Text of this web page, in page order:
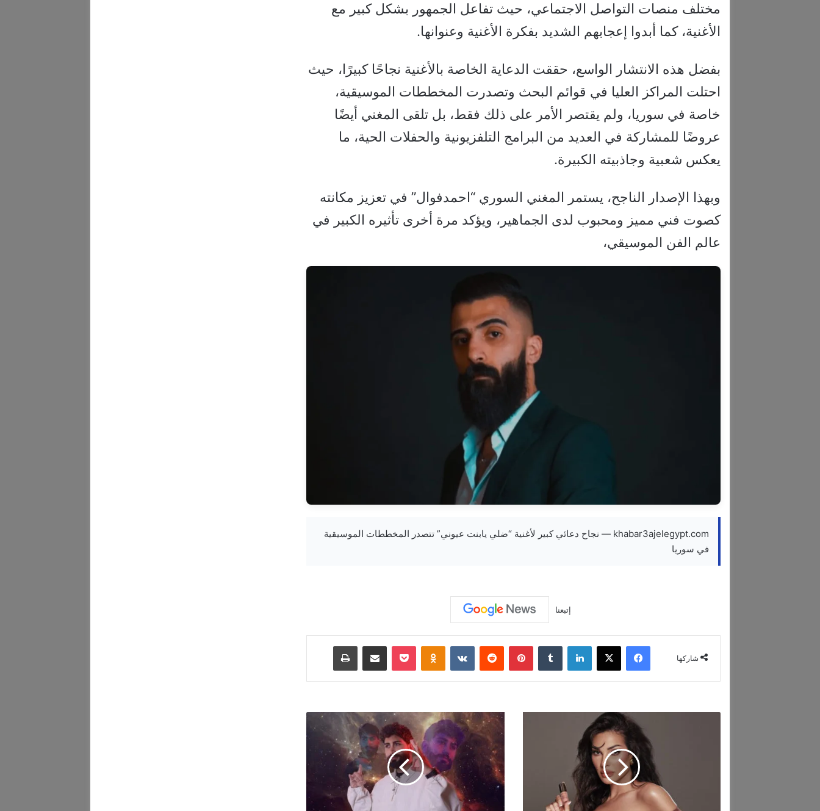
مختلف منصات التواصل الاجتماعي، حيث تفاعل الجمهور بشكل كبير مع
الأغنية، كما أبدوا إعجابهم الشديد بفكرة الأغنية وعنوانها.
بفضل هذه الانتشار الواسع، حققت الدعاية الخاصة بالأغنية نجاحًا كبيرًا، حيث
احتلت المراكز العليا في قوائم البحث وتصدرت المخططات الموسيقية،
خاصة في سوريا، ولم يقتصر الأمر على ذلك فقط، بل تلقى المغني أيضًا
عروضًا للمشاركة في العديد من البرامج التلفزيونية والحفلات الحية، ما
يعكس شعبية وجاذبيته الكبيرة.
وبهذا الإصدار الناجح، يستمر المغني السوري “احمدفوال” في تعزيز مكانته
كصوت فني مميز ومحبوب لدى الجماهير، ويؤكد مرة أخرى تأثيره الكبير في
عالم الفن الموسيقي،
khabar3ajelegypt.com — نجاح دعائي كبير لأغنية “ضلي يابنت عيوني” تتصدر المخططات الموسيقية
في سوريا
إتبعنا
شاركها
فيسبوك ‫X لينكدإن ‏Tumblr بينتيريست ‏Reddit
‏VKontakte
Odnoklassniki
‫Pocket مشاركة عبر البريد طباعة
ا
ل
ن
ا
ل